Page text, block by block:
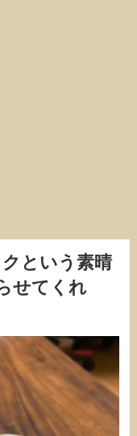
という素晴
せてくれ